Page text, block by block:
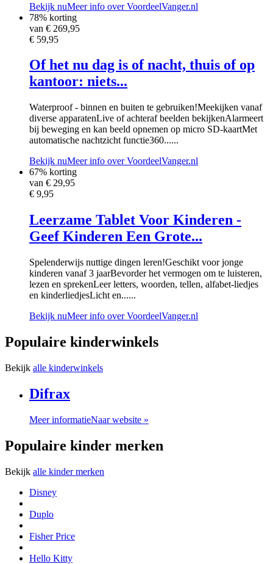
Bekijk nuMeer info over VoordeelVanger.nl
78% korting
van € 269,95
€ 59,95
Of het nu dag is of nacht, thuis of op
kantoor: niets...
Waterproof - binnen en buiten te gebruiken!Meekijken vanaf
diverse apparatenLive of achteraf beelden bekijkenAlarmeert
bij beweging en kan beeld opnemen op micro SD-kaartMet
automatische nachtzicht functie360......
Bekijk nuMeer info over VoordeelVanger.nl
67% korting
van € 29,95
€ 9,95
Leerzame Tablet Voor Kinderen -
Geef Kinderen Een Grote...
Spelenderwijs nuttige dingen leren!Geschikt voor jonge
kinderen vanaf 3 jaarBevorder het vermogen om te luisteren,
lezen en sprekenLeer letters, woorden, tellen, alfabet-liedjes
en kinderliedjesLicht en......
Bekijk nuMeer info over VoordeelVanger.nl
Populaire kinderwinkels
Bekijk alle kinderwinkels
Difrax
Meer informatieNaar website »
Populaire kinder merken
Bekijk alle kinder merken
Disney
Duplo
Fisher Price
Hello Kitty